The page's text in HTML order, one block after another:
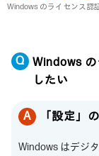
Windows のライセンス認
Windows
したい
「設定」
Windows はデジ